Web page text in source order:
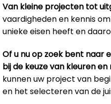
Van kleine projecten tot
vaardigheden en kennis
unieke eisen heeft en
Of u nu op zoek bent naar
bij de keuze van kleuren
kunnen uw project van
en het selecteren van de